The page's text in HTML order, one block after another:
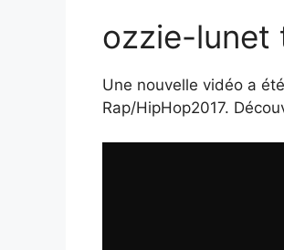
ozzie-lunet
Une nouvelle vidéo a
Rap/HipHop2017.